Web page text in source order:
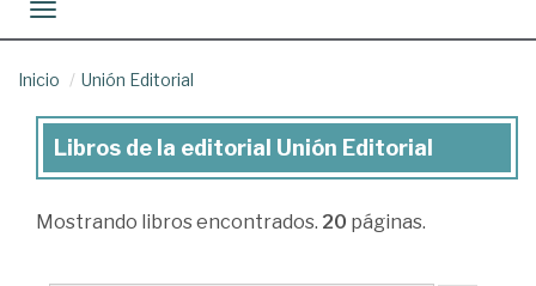
Toggle navigation
Inicio Unión Editorial
Libros
la
Libros de la editorial Unión Editorial
Mostrando libros encontrados. 20 páginas.